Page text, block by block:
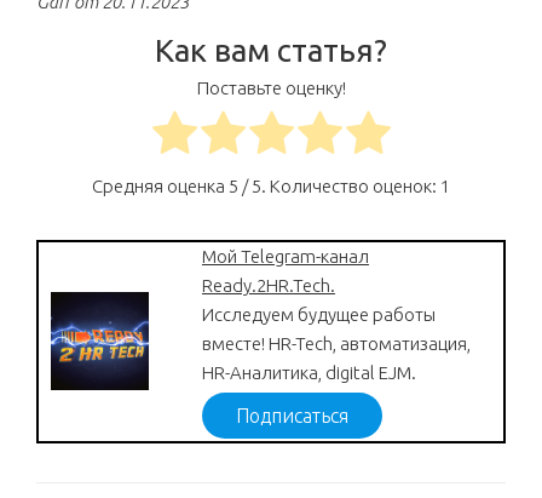
Как вам статья?
Поставьте оценку!
Средняя оценка 5 / 5. Количество оценок: 1
Мой Telegram-канал
Ready.2HR.Tech.
Исследуем будущее работы
вместе! HR-Tech, автоматизация,
HR-Аналитика, digital EJM.
Подписаться